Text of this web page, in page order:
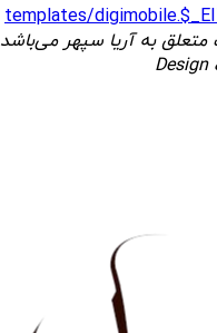
templates/
به آریا سپهر می‌باشد
Design